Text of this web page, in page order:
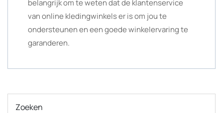
belangrijk om te weten dat de klantenservice
van online kledingwinkels er is om jou te
ondersteunen en een goede winkelervaring te
garanderen.
Zoeken